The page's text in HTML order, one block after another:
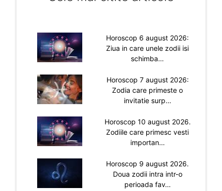
Horoscop 6 august 2026:
Ziua in care unele zodii isi
schimba…
Horoscop 7 august 2026:
Zodia care primeste o
invitatie surp…
Horoscop 10 august 2026.
Zodiile care primesc vesti
importan…
Horoscop 9 august 2026.
Doua zodii intra intr-o
perioada fav…